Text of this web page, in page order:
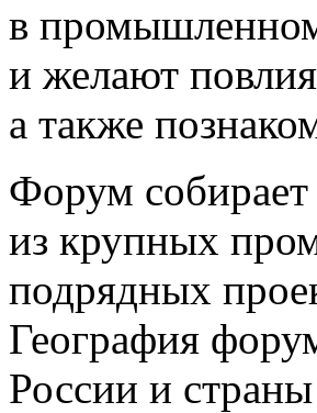
в промышленном
и желают
а также
Форум собирает
из крупных
подрядных
География
России и